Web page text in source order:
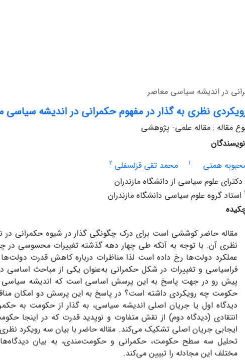
در اندیشه سیاسی معاصر
نظری به گذار در مفهوم حکمرانی در اندیشه سیاسی
مقاله : مقاله علمی- پژوهشی
نویسندگان
همتی
1 محمد تقی قزلسفلی 2
دکترای علوم سیاسی از دانشگاه مازندران
استاد گروه علوم سیاسی دانشگاه مازندران
مقاله حاضر کوششی است برای درک چگونگی گذار در شیوه حکمرانی در
نظری آن. با توجه به آنکه طی چهار دهه گذشته تغییرات محسوسی
عملکرد دولت‌ها رخ داده است لذا مناظرات درباره کاهش قدرت
فراسیاسی و تغییرات در شکل حکمرانی به‌عنوان یکی از مباحث اساسی
پیش رو در جهت پاسخ به این پرسش اساسی است که اندیشه سیاسی
حکومت چه رویکردی داشته است؟ در پاسخ به این پرسش دو امکان
دیدگاه اول یا جریان اصلی اندیشه سیاسی، به گذار از حکومت به
انتقادی (دیدگاه دوم) از نقش متفاوت و نوپدید قدرت که در اینجا
ایجابی جریان اصلی تشکیک می‌کند. مقاله حاضر با بیان سه رویکرد
تحلیل سه سطح حکومت، حکمرانی و حکومت‌مندی، به بیان
مختلف این مجادله را تبیین می‌کند.